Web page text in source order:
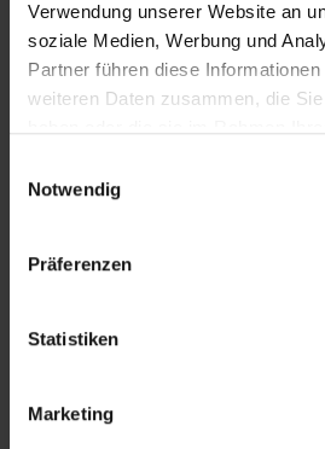
Verwendung unserer Website an
soziale Medien, Werbung und
Partner führen diese
weiteren Daten zusammen, die
Notwendig
Präferenzen
Statistiken
Marketing